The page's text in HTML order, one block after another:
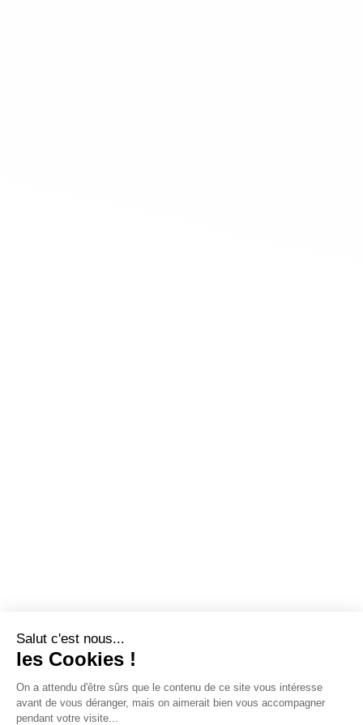
Salut c'est nous...
les Cookies !
On a attendu d'être sûrs que le contenu de ce site vous intéresse
avant de vous déranger, mais on aimerait bien vous accompagner
pendant votre visite...